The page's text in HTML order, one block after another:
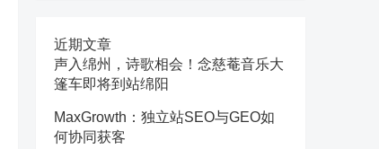
近期文章
声入绵州，诗歌相会！念慈菴音乐大
篷车即将到站绵阳
MaxGrowth：独立站SEO与GEO如
何协同获客